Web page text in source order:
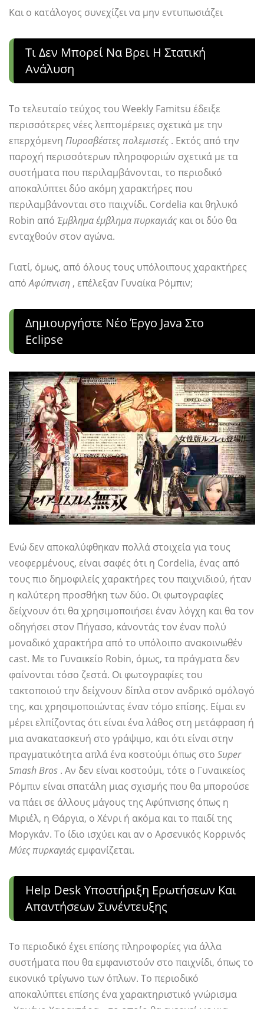
Και ο κατάλογος συνεχίζει να μην εντυπωσιάζει
Τι Δεν Μπορεί Να Βρει Η Στατική
Ανάλυση
Το τελευταίο τεύχος του Weekly Famitsu έδειξε
περισσότερες νέες λεπτομέρειες σχετικά με την
επερχόμενη Πυροσβέστες πολεμιστές . Εκτός από την
παροχή περισσότερων πληροφοριών σχετικά με τα
συστήματα που περιλαμβάνονται, το περιοδικό
αποκαλύπτει δύο ακόμη χαρακτήρες που
περιλαμβάνονται στο παιχνίδι. Cordelia και θηλυκό
Robin από Έμβλημα έμβλημα πυρκαγιάς και οι δύο θα
ενταχθούν στον αγώνα.
Γιατί, όμως, από όλους τους υπόλοιπους χαρακτήρες
απόΑφύπνιση , επέλεξαν Γυναίκα Ρόμπιν;
Δημιουργήστε Νέο Έργο Java Στο
Eclipse
Ενώ δεν αποκαλύφθηκαν πολλά στοιχεία για τους
νεοφερμένους, είναι σαφές ότι η Cordelia, ένας από
τους πιο δημοφιλείς χαρακτήρες του παιχνιδιού, ήταν
η καλύτερη προσθήκη των δύο. Οι φωτογραφίες
δείχνουν ότι θα χρησιμοποιήσει έναν λόγχη και θα τον
οδηγήσει στον Πήγασο, κάνοντάς τον έναν πολύ
μοναδικό χαρακτήρα από το υπόλοιπο ανακοινωθέν
cast. Με το Γυναικείο Robin, όμως, τα πράγματα δεν
φαίνονται τόσο ζεστά. Οι φωτογραφίες του
τακτοποιού την δείχνουν δίπλα στον ανδρικό ομόλογό
της, και χρησιμοποιώντας έναν τόμο επίσης. Είμαι εν
μέρει ελπίζοντας ότι είναι ένα λάθος στη μετάφραση ή
μια ανακατασκευή στο γράψιμο, και ότι είναι στην
πραγματικότητα απλά ένα κοστούμι όπως στο Super
Smash Bros . Αν δεν είναι κοστούμι, τότε ο Γυναικείος
Ρόμπιν είναι σπατάλη μιας σχισμής που θα μπορούσε
να πάει σε άλλους μάγους της Αφύπνισης όπως η
Μιριέλ, η Θάργια, ο Χένρι ή ακόμα και το παιδί της
Μοργκάν. Το ίδιο ισχύει και αν ο Αρσενικός Κορρινός
Μύες πυρκαγιάςεμφανίζεται.
Help Desk Υποστήριξη Ερωτήσεων Και
Απαντήσεων Συνέντευξης
Το περιοδικό έχει επίσης πληροφορίες για άλλα
συστήματα που θα εμφανιστούν στο παιχνίδι, όπως το
εικονικό τρίγωνο των όπλων. Το περιοδικό
αποκαλύπτει επίσης ένα χαρακτηριστικό γνώρισμα